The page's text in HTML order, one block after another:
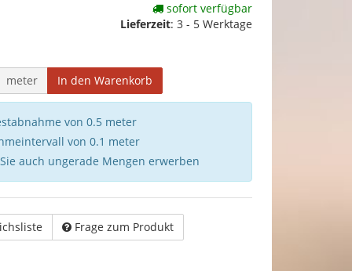
sofort verfügbar
Lieferzeit: 3 - 5 Werktage
meter In den Warenkorb
von 0.5 meter
von 0.1 meter
auch ungerade Mengen erwerben
Frage zum Produkt